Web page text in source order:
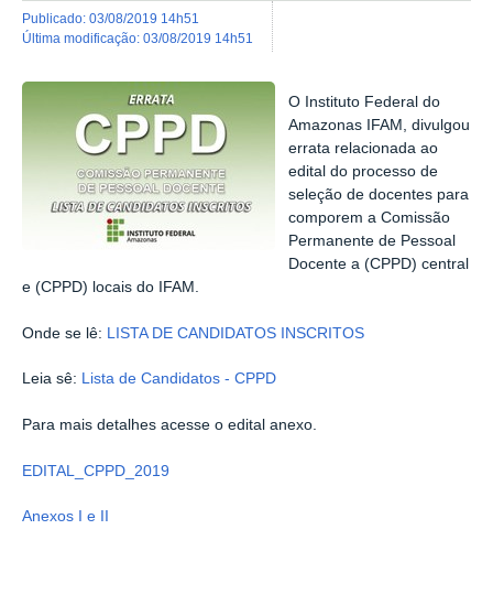
publicado: 03/08/2019 14h51
última modificação: 03/08/2019 14h51
O Instituto Federal do
Amazonas IFAM, divulgou
errata relacionada ao
edital do processo de
seleção de docentes para
comporem a Comissão
Permanente de Pessoal
Docente a (CPPD) central
e (CPPD) locais do IFAM.
Onde se lê: LISTA DE CANDIDATOS INSCRITOS
Leia sê: Lista de Candidatos - CPPD
Para mais detalhes acesse o edital anexo.
EDITAL_CPPD_2019
Anexos I e II